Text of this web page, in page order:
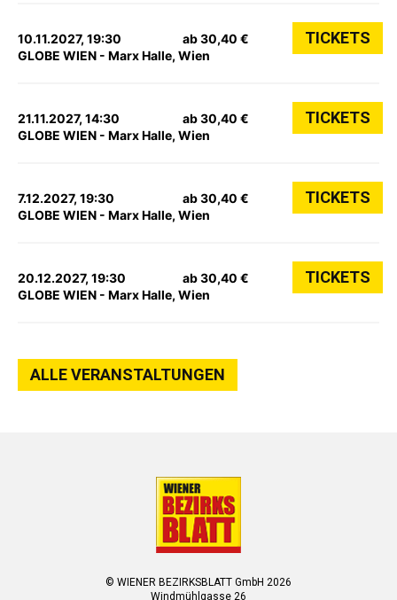
10.11.2027, 19:30
GLOBE WIEN - Marx Halle, Wien
ab 30,40 € TICKETS
21.11.2027, 14:30
GLOBE WIEN - Marx Halle, Wien
ab 30,40 € TICKETS
7.12.2027, 19:30
GLOBE WIEN - Marx Halle, Wien
ab 30,40 € TICKETS
20.12.2027, 19:30
GLOBE WIEN - Marx Halle, Wien
ab 30,40 € TICKETS
ALLE VERANSTALTUNGEN
© WIENER BEZIRKSBLATT GmbH 2026
Windmühlgasse 26